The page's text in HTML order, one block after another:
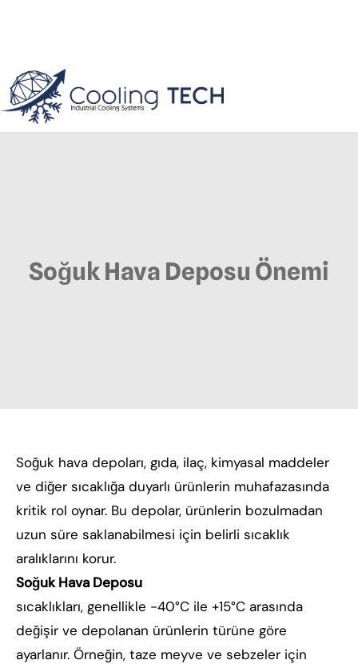
Soğuk Hava Deposu Önemi
Soğuk hava depoları, gıda, ilaç, kimyasal maddeler
ve diğer sıcaklığa duyarlı ürünlerin muhafazasında
kritik rol oynar. Bu depolar, ürünlerin bozulmadan
uzun süre saklanabilmesi için belirli sıcaklık
aralıklarını korur.
Soğuk Hava Deposu
sıcaklıkları, genellikle -40°C ile +15°C arasında
değişir ve depolanan ürünlerin türüne göre
ayarlanır. Örneğin, taze meyve ve sebzeler için